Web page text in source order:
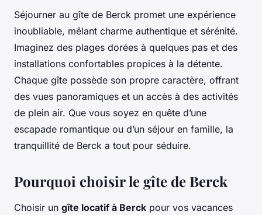
Séjourner au gîte de Berck promet une expérience
inoubliable, mêlant charme authentique et sérénité.
Imaginez des plages dorées à quelques pas et des
installations confortables propices à la détente.
Chaque gîte possède son propre caractère, offrant
des vues panoramiques et un accès à des activités
de plein air. Que vous soyez en quête d’une
escapade romantique ou d’un séjour en famille, la
tranquillité de Berck a tout pour séduire.
Pourquoi choisir le gîte de Berck
Choisir un gîte locatif à Berck pour vos vacances